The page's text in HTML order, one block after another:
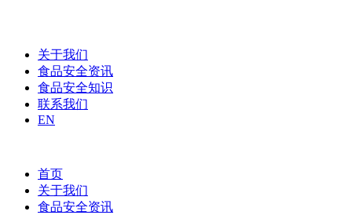
关于我们
食品安全资讯
食品安全知识
联系我们
EN
首页
关于我们
食品安全资讯